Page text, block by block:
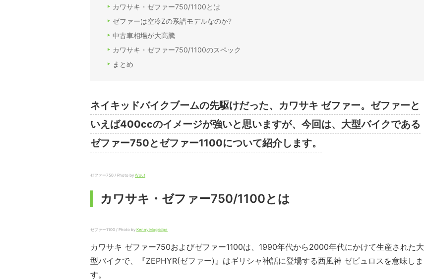
カワサキ・ゼファー750/1100とは
ゼファーは空冷Zの系譜モデルなのか?
中古車相場が大高騰
カワサキ・ゼファー750/1100のスペック
まとめ
ネイキッドバイクブームの先駆けだった、カワサキ ゼファー。ゼファーと
いえば400ccのイメージが強いと思いますが、今回は、大型バイクである
ゼファー750とゼファー1100について紹介します。
ゼファー750 / Photo by Wout
カワサキ・ゼファー750/1100とは
ゼファー1100 / Photo by Kenny Mogridge
カワサキ ゼファー750およびゼファー1100は、1990年代から2000年代にかけて生産された大
型バイクで、『ZEPHYR(ゼファー)』はギリシャ神話に登場する西風神 ゼピュロスを意味しま
す。